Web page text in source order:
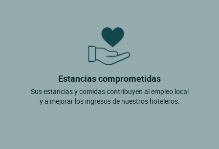
Estancias comprometidas
Sus estancias y comidas contribuyen al empleo local
y a mejorar los ingresos de nuestros hoteleros.